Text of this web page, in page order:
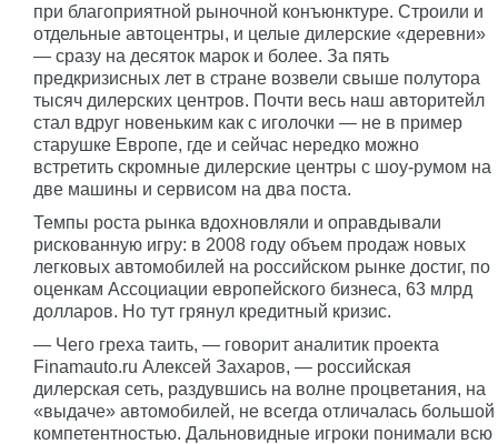
при благоприятной рыночной конъюнктуре. Строили и
отдельные автоцентры, и целые дилерские «деревни»
— сразу на десяток марок и более. За пять
предкризисных лет в стране возвели свыше полутора
тысяч дилерских центров. Почти весь наш авторитейл
стал вдруг новеньким как с иголочки — не в пример
старушке Европе, где и сейчас нередко можно
встретить скромные дилерские центры с шоу-румом на
две машины и сервисом на два поста.
Темпы роста рынка вдохновляли и оправдывали
рискованную игру: в 2008 году объем продаж новых
легковых автомобилей на российском рынке достиг, по
оценкам Ассоциации европейского бизнеса, 63 млрд
долларов. Но тут грянул кредитный кризис.
— Чего греха таить, — говорит аналитик проекта
Finamauto.ru Алексей Захаров, — российская
дилерская сеть, раздувшись на волне процветания, на
«выдаче» автомобилей, не всегда отличалась большой
компетентностью. Дальновидные игроки понимали всю